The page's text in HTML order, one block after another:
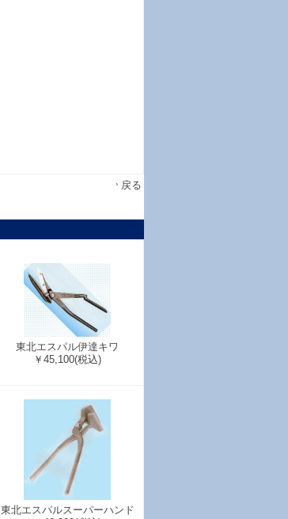
戻る
東北エスパル伊達キワ
￥45,100(税込)
東北エスパルスーパーハンド